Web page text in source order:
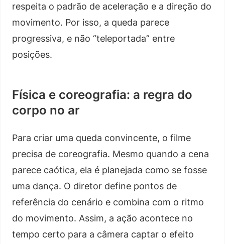
respeita o padrão de aceleração e a direção do
movimento. Por isso, a queda parece
progressiva, e não “teleportada” entre
posições.
Física e coreografia: a regra do
corpo no ar
Para criar uma queda convincente, o filme
precisa de coreografia. Mesmo quando a cena
parece caótica, ela é planejada como se fosse
uma dança. O diretor define pontos de
referência do cenário e combina com o ritmo
do movimento. Assim, a ação acontece no
tempo certo para a câmera captar o efeito